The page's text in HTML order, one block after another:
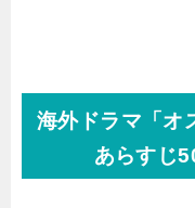
海外ドラマ「オ
あらすじ